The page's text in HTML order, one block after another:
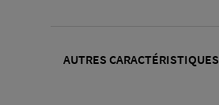
AUTRES CARACTÉRISTIQUES